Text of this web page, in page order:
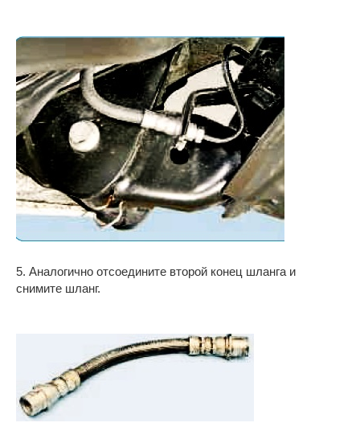
5. Аналогично отсоедините второй конец шланга и
снимите шланг.